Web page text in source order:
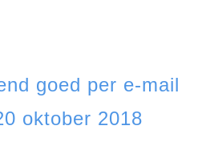
goed per e-mail
oktober 2018